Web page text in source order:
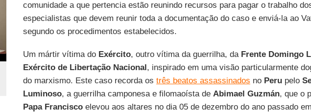
comunidade a que pertencia estão reunindo recursos para pagar o trabalho
especialistas que devem reunir toda a documentação do caso e enviá-la ao
segundo os procedimentos estabelecidos.
Um mártir vítima do Exército, outro vítima da guerrilha, da Frente Domingo
Exército de Libertação Nacional, inspirado em uma visão particularmente
do marxismo. Este caso recorda os três beatos assassinados no Perupelo
Luminoso, a guerrilha camponesa e filomaoísta de Abimael Guzmán, que o
Papa Franciscoelevou aos altares no dia 05 de dezembro do ano passado em